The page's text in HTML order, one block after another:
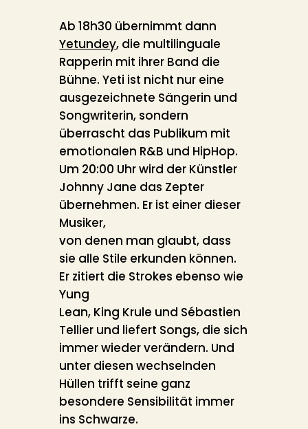
Ab 18h30 übernimmt dann
Yetundey, die multilinguale
Rapperin mit ihrer Band die
Bühne. Yeti ist nicht nur eine
ausgezeichnete Sängerin und
Songwriterin, sondern
überrascht das Publikum mit
emotionalen R&B und HipHop.
Um 20:00 Uhr wird der Künstler
Johnny Jane das Zepter
übernehmen. Er ist einer dieser
Musiker,
von denen man glaubt, dass
sie alle Stile erkunden können.
Er zitiert die Strokes ebenso wie
Yung
Lean, King Krule und Sébastien
Tellier und liefert Songs, die sich
immer wieder verändern. Und
unter diesen wechselnden
Hüllen trifft seine ganz
besondere Sensibilität immer
ins Schwarze.